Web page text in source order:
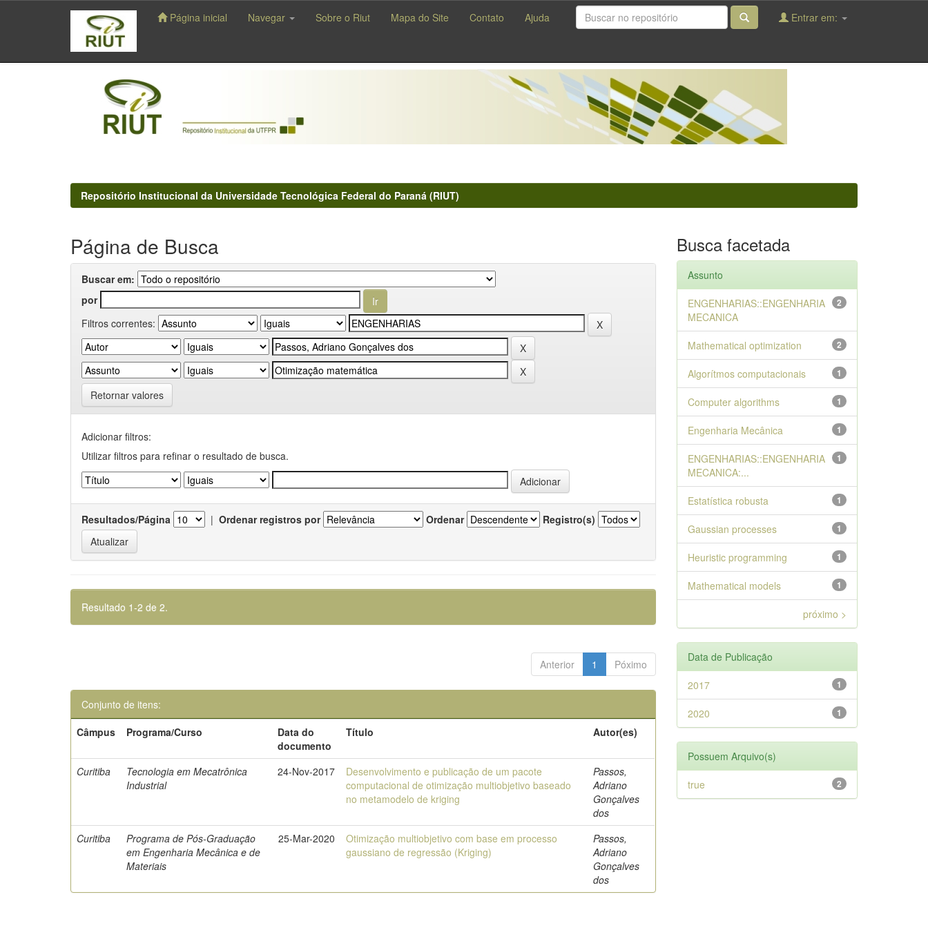
navigation
Página inicial Navegar Sobre o Riut Mapa do Site Contato Ajuda Entrar em:
Repositório Institucional da Universidade Tecnológica Federal do Paraná (RIUT)
Página de Busca
Buscar em:
por
Filtros correntes:
Retornar valores
Adicionar filtros:
Utilizar filtros para refinar o resultado de busca.
Resultados/Página | Ordenar registros por Ordenar Registro(s)
Resultado 1-2 de 2.
Anterior 1 Póximo
Conjunto de itens:
Câmpus
Programa/Curso
Data do
documento
Título Autor(es)
Curitiba
Tecnologia em Mecatrônica
Industrial
24-Nov-2017
Desenvolvimento e publicação de um pacote
computacional de otimização multiobjetivo baseado
no metamodelo de kriging
Passos,
Adriano
Gonçalves
dos
Curitiba
Programa de Pós-Graduação
em Engenharia Mecânica e de
Materiais
25-Mar-2020
Otimização multiobjetivo com base em processo
gaussiano de regressão (Kriging)
Passos,
Adriano
Gonçalves
dos
Busca facetada
Assunto
2
ENGENHARIAS::ENGENHARIA
MECANICA
2
Mathematical optimization
1
Algorítmos computacionais
1
Computer algorithms
1
Engenharia Mecânica
1
ENGENHARIAS::ENGENHARIA
MECANICA:...
1
Estatística robusta
1
Gaussian processes
1
Heuristic programming
1
Mathematical models
próximo >
Data de Publicação
1
2017
1
2020
Possuem Arquivo(s)
2
true